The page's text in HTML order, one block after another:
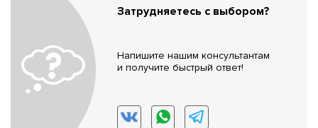
Затрудняетесь с выбором?
Напишите нашим консультантам
и получите быстрый ответ!